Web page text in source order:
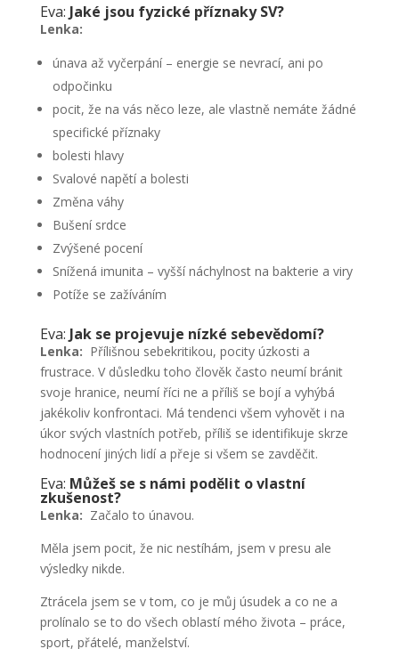
Eva: Jaké jsou fyzické příznaky SV?
Lenka:
únava až vyčerpání – energie se nevrací, ani po
odpočinku
pocit, že na vás něco leze, ale vlastně nemáte žádné
specifické příznaky
bolesti hlavy
Svalové napětí a bolesti
Změna váhy
Bušení srdce
Zvýšené pocení
Snížená imunita – vyšší náchylnost na bakterie a viry
Potíže se zažíváním
Eva: Jak se projevuje nízké sebevědomí?
Lenka: Přílišnou sebekritikou, pocity úzkosti a
frustrace. V důsledku toho člověk často neumí bránit
svoje hranice, neumí říci ne a příliš se bojí a vyhýbá
jakékoliv konfrontaci. Má tendenci všem vyhovět i na
úkor svých vlastních potřeb, příliš se identifikuje skrze
hodnocení jiných lidí a přeje si všem se zavděčit.
Eva: Můžeš se s námi podělit o vlastní
zkušenost?
Lenka: Začalo to únavou.
Měla jsem pocit, že nic nestíhám, jsem v presu ale
výsledky nikde.
Ztrácela jsem se v tom, co je můj úsudek a co ne a
prolínalo se to do všech oblastí mého života – práce,
sport, přátelé, manželství.